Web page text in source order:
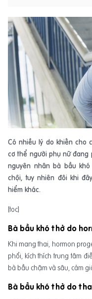
Có nhiều lý do khiến cho
cơ thể người phụ nữ đang
nguyên nhân bà bầu
chội, tuy nhiên đôi khi
hiểm khác.
[toc]
Bà bầu khó thở do
Khi mang thai, hormon
phổi, kích thích trung tâm
bà bầu chậm và sâu, cảm
Bà bầu khó thở do